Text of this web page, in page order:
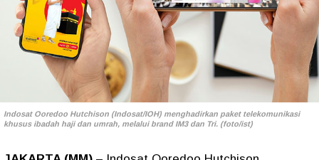
Indosat Ooredoo Hutchison (Indosat/IOH) menghadirkan paket telekomunikasi
khusus ibadah haji dan umrah, melalui brand IM3 dan Tri. (foto/ist)